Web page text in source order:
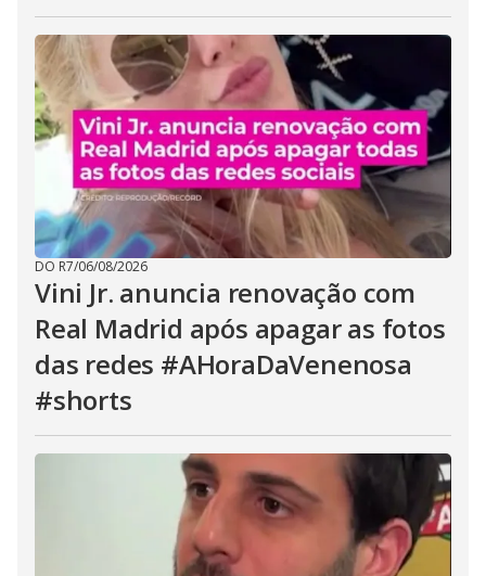
DO R7/06/08/2026
Vini Jr. anuncia renovação com
Real Madrid após apagar as fotos
das redes #AHoraDaVenenosa
#shorts